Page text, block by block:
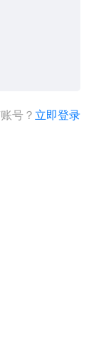
号？ 立即登录